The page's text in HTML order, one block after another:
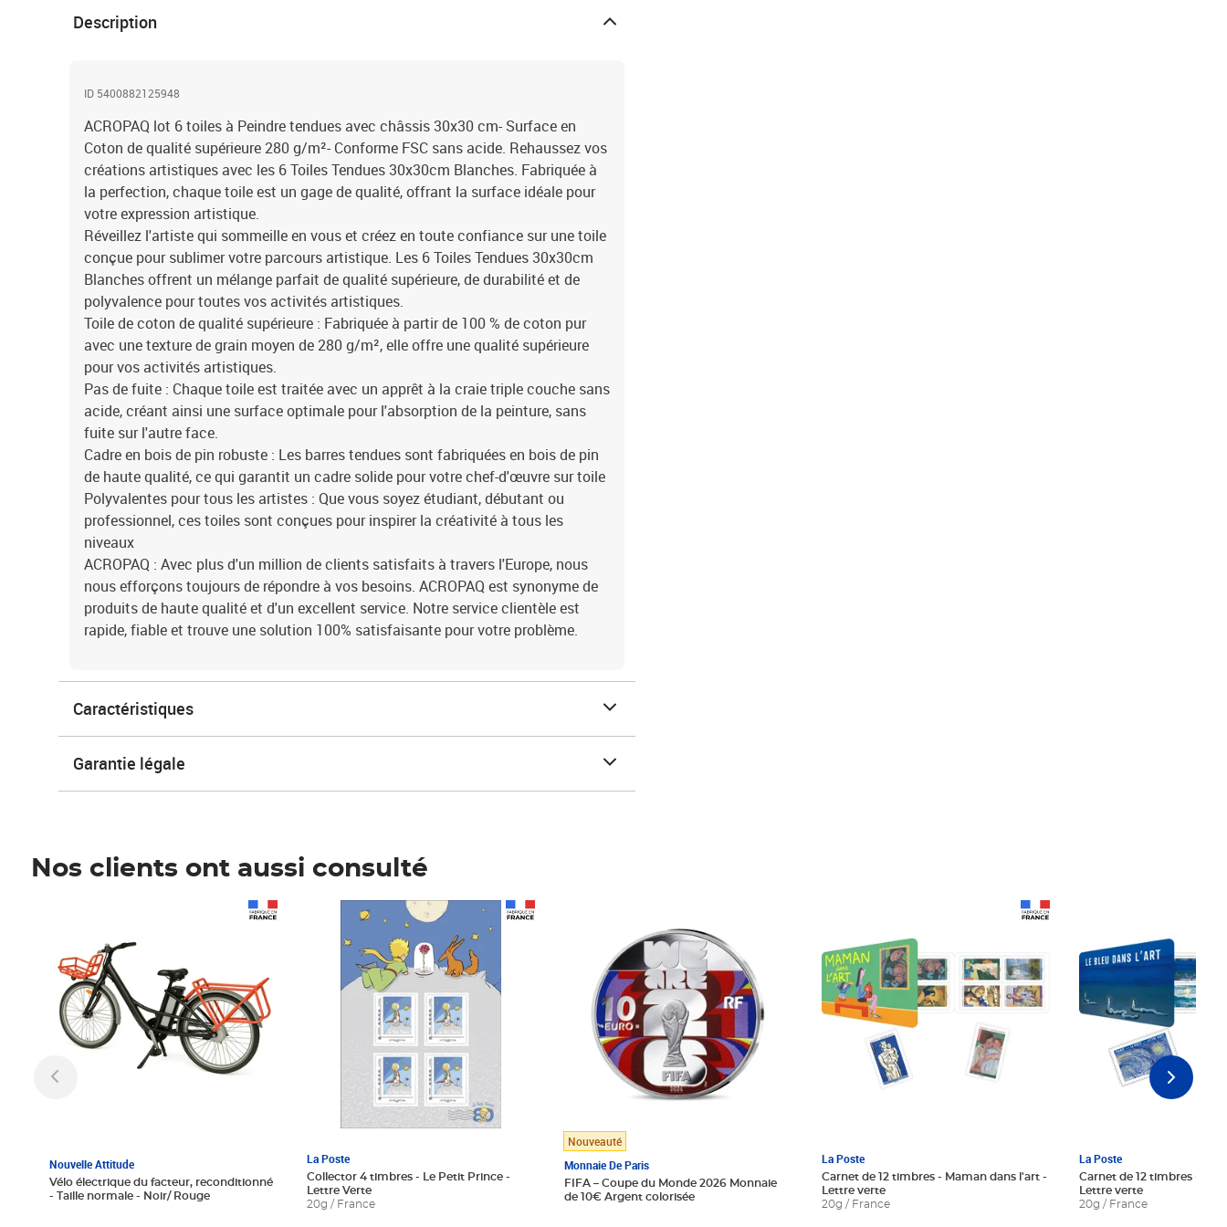
Description
ID 5400882125948
ACROPAQ lot 6 toiles à Peindre tendues avec châssis 30x30 cm- Surface en
Coton de qualité supérieure 280 g/m²- Conforme FSC sans acide. Rehaussez vos
créations artistiques avec les 6 Toiles Tendues 30x30cm Blanches. Fabriquée à
la perfection, chaque toile est un gage de qualité, offrant la surface idéale pour
votre expression artistique.
Réveillez l'artiste qui sommeille en vous et créez en toute confiance sur une toile
conçue pour sublimer votre parcours artistique. Les 6 Toiles Tendues 30x30cm
Blanches offrent un mélange parfait de qualité supérieure, de durabilité et de
polyvalence pour toutes vos activités artistiques.
Toile de coton de qualité supérieure : Fabriquée à partir de 100 % de coton pur
avec une texture de grain moyen de 280 g/m², elle offre une qualité supérieure
pour vos activités artistiques.
Pas de fuite : Chaque toile est traitée avec un apprêt à la craie triple couche sans
acide, créant ainsi une surface optimale pour l'absorption de la peinture, sans
fuite sur l'autre face.
Cadre en bois de pin robuste : Les barres tendues sont fabriquées en bois de pin
de haute qualité, ce qui garantit un cadre solide pour votre chef-d'œuvre sur toile
Polyvalentes pour tous les artistes : Que vous soyez étudiant, débutant ou
professionnel, ces toiles sont conçues pour inspirer la créativité à tous les
niveaux
ACROPAQ : Avec plus d'un million de clients satisfaits à travers l'Europe, nous
nous efforçons toujours de répondre à vos besoins. ACROPAQ est synonyme de
produits de haute qualité et d'un excellent service. Notre service clientèle est
rapide, fiable et trouve une solution 100% satisfaisante pour votre problème.
Caractéristiques
Garantie légale
Nos clients ont aussi consulté
Nouvelle Attitude
Vélo électrique du facteur, reconditionné
- Taille normale - Noir/ Rouge
La Poste
Collector 4 timbres - Le Petit Prince -
Lettre Verte
20g / France
Prix 6,25€ HT
Nouveauté
Monnaie De Paris
FIFA – Coupe du Monde 2026 Monnaie
de 10€ Argent colorisée
La Poste
Carnet de 12 timbres - Maman dans l'art -
Lettre verte
20g / France
La Poste
Carnet de 12 timbres - Le
Lettre verte
20g / France